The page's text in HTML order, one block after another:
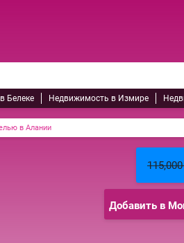
Белеке Недвижимость в Измире
в Алании
Добавить в